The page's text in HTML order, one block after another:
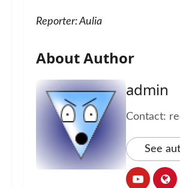
Reporter: Aulia
About Author
admin
Contact:
See